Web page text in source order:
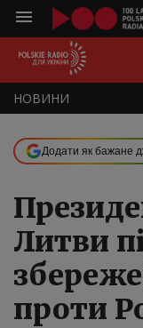
НOВИНИ
ПОДКАСТИ
Додати як бажане
Литви
проти